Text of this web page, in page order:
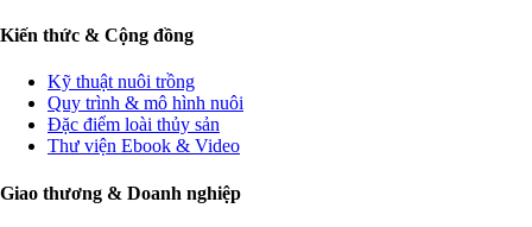
Kiến thức & Cộng đồng
Kỹ thuật nuôi trồng
Quy trình & mô hình nuôi
Đặc điểm loài thủy sản
Thư viện Ebook & Video
Giao thương & Doanh nghiệp